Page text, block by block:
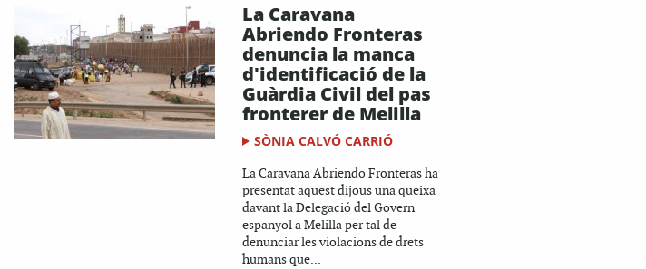
La Caravana
Abriendo Fronteras
denuncia la manca
d'identificació de la
Guàrdia Civil del pas
fronterer de Melilla
SÒNIA CALVÓ CARRIÓ
La Caravana Abriendo Fronteras ha
presentat aquest dijous una queixa
davant la Delegació del Govern
espanyol a Melilla per tal de
denunciar les violacions de drets
humans que...